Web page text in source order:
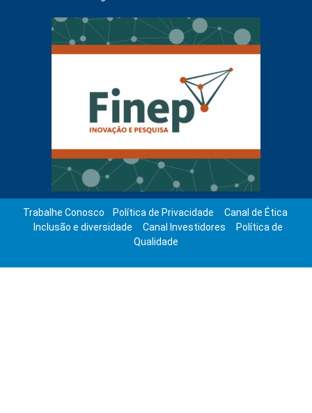
Trabalhe Conosco Política de Privacidade
Canal de Ética
Inclusão e diversidade
Canal Investidores
Política de
Qualidade